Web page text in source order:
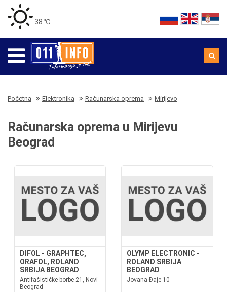
38 ℃
Početna Elektronika Računarska oprema Mirijevo
Računarska oprema u Mirijevu
Beograd
DIFOL - GRAPHTEC,
ORAFOL, ROLAND
SRBIJA BEOGRAD
Antifašističke borbe 21, Novi
Beograd
OLYMP ELECTRONIC -
ROLAND SRBIJA
BEOGRAD
Jovana Đaje 10